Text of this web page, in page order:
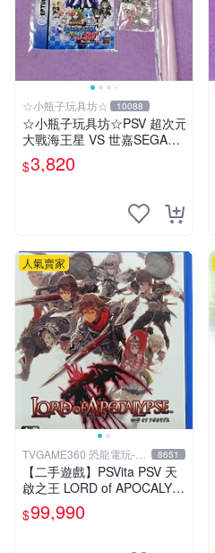
☆小瓶子玩具坊☆ 10088
☆小瓶子玩具坊☆PSV 超次元
大戰海王星 VS 世嘉SEGA主
機少女 ebten 法米通 店舖特
典通常版+特典--CD
$3,820
人氣賣家
TVGAME360 恐龍電玩-台
中店
8651
【二手遊戲】PSVita PSV 天
啟之王 LORD of APOCALYP
SE 亞洲日文版 【台中恐龍電
玩】
$99,990